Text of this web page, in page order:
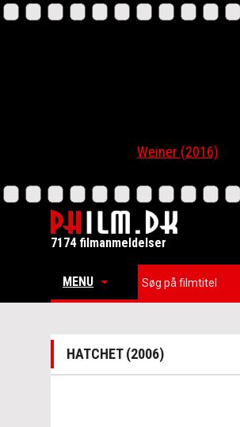
Weiner (2016)
7174 filmanmeldelser
MENU
HATCHET (2006)